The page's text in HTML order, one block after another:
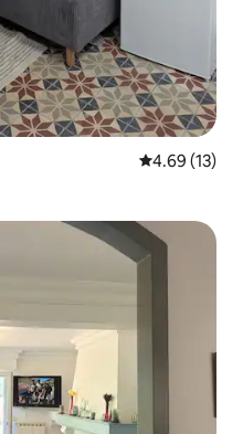
Ukadiriaji wa
4.69 (13)